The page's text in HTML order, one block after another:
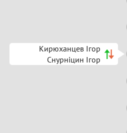
Кирюханцев Ігор
Снурніцин Ігор